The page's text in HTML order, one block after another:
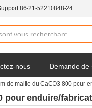
86-21-52210848-24
nous Demande de
de maille du CaCO3 800 pour
pour enduire/